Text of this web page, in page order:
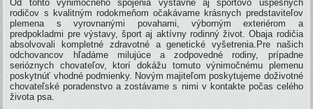
Od tohto výnimočného spojenia výstavne aj športovo úspešných
rodičov s kvalitným rodokmeňom očakávame krásnych predstaviteľov
plemena s vyrovnanými povahami, výborným exteriérom a
predpokladmi pre výstavy, šport aj aktívny rodinný život. Obaja rodičia
absolvovali kompletné zdravotné a genetické vyšetrenia.Pre našich
odchovancov hľadáme milujúce a zodpovedné rodiny, prípadne
serióznych chovateľov, ktorí dokážu tomuto výnimočnému plemenu
poskytnúť vhodné podmienky. Novým majiteľom poskytujeme doživotné
chovateľské poradenstvo a zostávame s nimi v kontakte počas celého
života psa.